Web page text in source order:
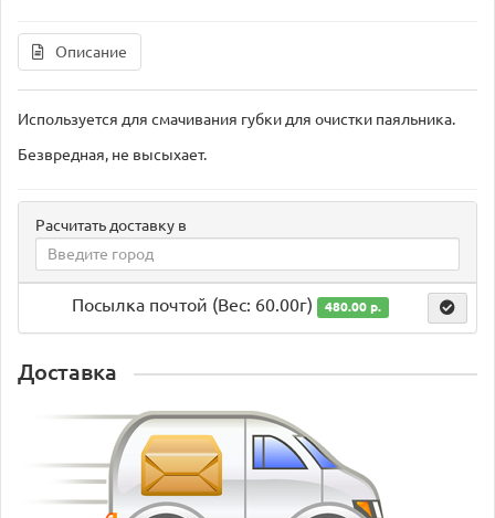
Описание
Используется для смачивания губки для очистки паяльника.
Безвредная, не высыхает.
Расчитать доставку в
Посылка почтой (Вес: 60.00г) 480.00 р.
Доставка